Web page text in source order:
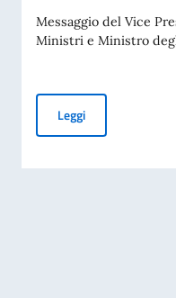
Messaggio del Vice
Ministri e Ministro
Leggi